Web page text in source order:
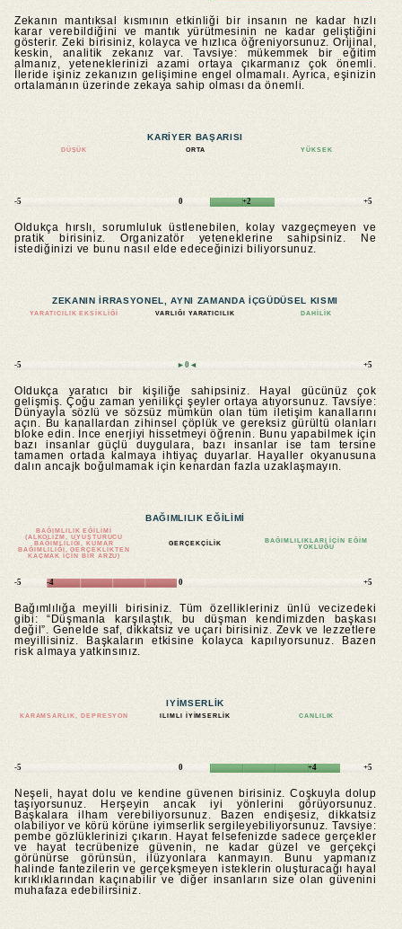
Zekanın mantıksal kısmının etkinliği bir insanın ne kadar hızlı
karar verebildiğini ve mantık yürütmesinin ne kadar geliştiğini
gösterir. Zeki birisiniz, kolayca ve hızlıca öğreniyorsunuz. Orijinal,
keskin, analitik zekanız var. Tavsiye: mükemmek bir eğitim
almanız, yeteneklerinizi azami ortaya çıkarmanız çok önemli.
İleride işiniz zekanızın gelişimine engel olmamalı. Ayrıca, eşinizin
ortalamanın üzerinde zekaya sahip olması da önemli.
KARIYER BAŞARISI
DÜŞÜK ORTA YÜKSEK
-5 0 +2 +5
Oldukça hırslı, sorumluluk üstlenebilen, kolay vazgeçmeyen ve
pratik birisiniz. Organizatör yeteneklerine sahipsiniz. Ne
istediğinizi ve bunu nasıl elde edeceğinizi biliyorsunuz.
ZEKANIN IRRASYONEL, AYNI ZAMANDA IÇGÜDÜSEL KISMI
YARATICILIK EKSIKLIĞI VARLIĞI YARATICILIK DAHILIK
-5 ►0◄ +5
Oldukça yaratıcı bir kişiliğe sahipsiniz. Hayal gücünüz çok
gelişmiş. Çoğu zaman yenilikçi şeyler ortaya atıyorsunuz. Tavsiye:
Dünyayla sözlü ve sözsüz mümkün olan tüm iletişim kanallarını
açın. Bu kanallardan zihinsel çöplük ve gereksiz gürültü olanları
bloke edin. İnce enerjiyi hissetmeyi öğrenin. Bunu yapabilmek için
bazı insanlar güçlü duygulara, bazı insanlar ise tam tersine
tamamen ortada kalmaya ihtiyaç duyarlar. Hayaller okyanusuna
dalın ancajk boğulmamak için kenardan fazla uzaklaşmayın.
BAĞIMLILIK EĞILIMI
BAĞIMLILIK EĞILIMI
(ALKOLIZM, UYUŞTURUCU
BAĞIMLILIĞI, KUMAR
BAĞIMLILIĞI, GERÇEKLIKTEN
KAÇMAK IÇIN BIR ARZU)
GERÇEKÇILIK
BAĞIMLILIKLARI IÇIN EĞIM
YOKLUĞU
-5 -4 0 +5
Bağımlılığa meyilli birisiniz. Tüm özellikleriniz ünlü vecizedeki
gibi: “Düşmanla karşılaştık, bu düşman kendimizden başkası
değil”. Genelde saf, dikkatsiz ve uçarı birisiniz. Zevk ve lezzetlere
meyillisiniz. Başkaların etkisine kolayca kapılıyorsunuz. Bazen
risk almaya yatkınsınız.
IYIMSERLIK
KARAMSARLIK, DEPRESYON ILIMLI IYIMSERLIK CANLILIK
-5 0 +4 +5
Neşeli, hayat dolu ve kendine güvenen birisiniz. Coşkuyla dolup
taşıyorsunuz. Herşeyin ancak iyi yönlerini görüyorsunuz.
Başkalara ilham verebiliyorsunuz. Bazen endişesiz, dikkatsiz
olabiliyor ve körü körüne iyimserlik sergileyebiliyorsunuz. Tavsiye:
pembe gözlüklerinizi çıkarın. Hayat felsefenizde sadece gerçekler
ve hayat tecrübenize güvenin, ne kadar güzel ve gerçekçi
görünürse görünsün, ilüzyonlara kanmayın. Bunu yapmanız
halinde fantezilerin ve gerçekşmeyen isteklerin oluşturacağı hayal
kırıklıklarından kaçınabilir ve diğer insanların size olan güvenini
muhafaza edebilirsiniz.